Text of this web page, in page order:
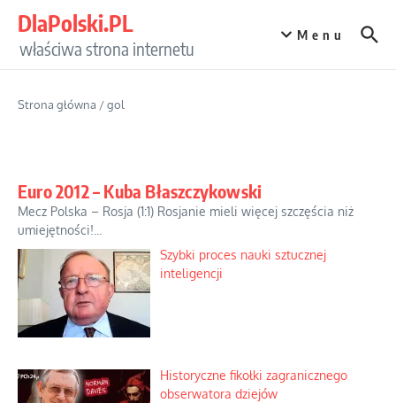
DlaPolski.PL
właściwa strona internetu
Menu
Strona główna /gol
Euro 2012 – Kuba Błaszczykowski
Mecz Polska – Rosja (1:1) Rosjanie mieli więcej szczęścia niż
umiejętności!...
Szybki proces nauki sztucznej
inteligencji
Historyczne fikołki zagranicznego
obserwatora dziejów